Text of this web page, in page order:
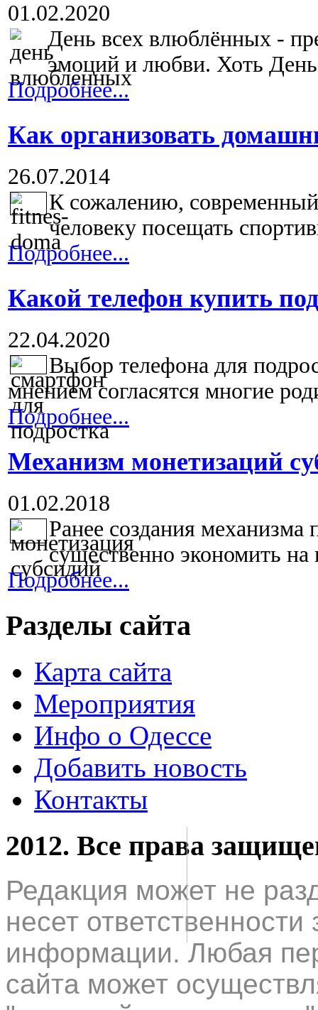
01.02.2020
День всех влюблённых -
эмоций и любви. Хоть
Подробнее...
Как организовать
26.07.2014
К сожалению,
человеку посещать
Подробнее...
Какой телефон купить
22.04.2020
Выбор телефона для
мнением согласятся многие
Подробнее...
Механизм монетизаций
01.02.2018
Ранее создания механизма
существенно экономить
Подробнее...
Разделы сайта
Карта сайта
Мероприятия
Инфо о Одессе
Добавить новость
Контакты
2012. Все права
Редакция может не
несет
информации. Любая
сайта может